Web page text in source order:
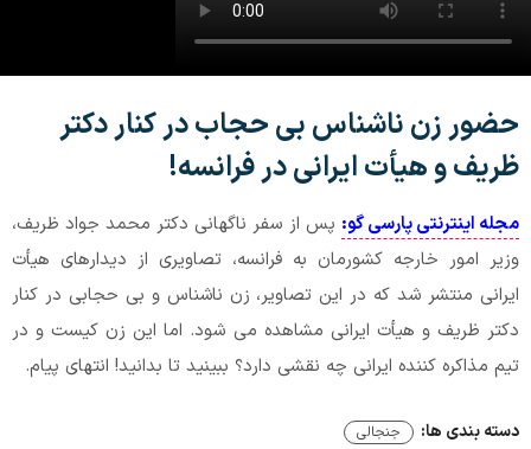
حضور زن ناشناس بی حجاب در کنار دکتر
ظریف و هیأت ایرانی در فرانسه!
مجله اینترنتی پارسی گو: پس از سفر ناگهانی دکتر محمد جواد ظریف،
وزیر امور خارجه کشورمان به فرانسه، تصاویری از دیدارهای هیأت
ایرانی منتشر شد که در این تصاویر، زن ناشناس و بی حجابی در کنار
دکتر ظریف و هیأت ایرانی مشاهده می شود. اما این زن کیست و در
تیم مذاکره کننده ایرانی چه نقشی دارد؟ ببینید تا بدانید! انتهای پیام.
دسته بندی ها: جنجالی